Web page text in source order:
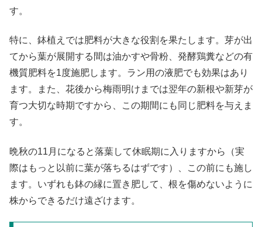
す。
特に、鉢植えでは肥料が大きな役割を果たします。芽が出
てから葉が展開する間は油かすや骨粉、発酵鶏糞などの有
機質肥料を1度施肥します。ラン用の液肥でも効果はあり
ます。また、花後から梅雨明けまでは翌年の新根や新芽が
育つ大切な時期ですから、この期間にも同じ肥料を与えま
す。
晩秋の11月になると落葉して休眠期に入りますから（実
際はもっと以前に葉が落ちるはずです）、この前にも施し
ます。いずれも鉢の縁に置き肥して、根を傷めないように
株からできるだけ遠ざけます。